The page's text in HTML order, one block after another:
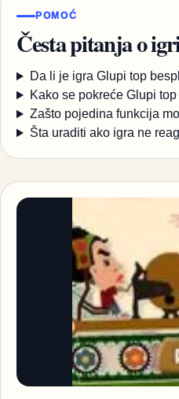
POMOĆ
Česta pitanja o
Da li je igra Glupi top
Kako se pokreće Glupi
Zašto pojedina funkcija
Šta uraditi ako igra ne